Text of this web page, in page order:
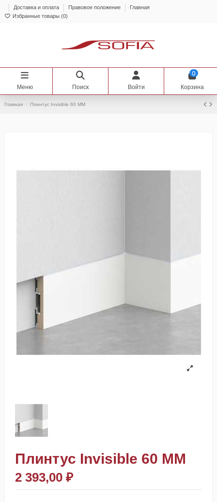
Доставка и оплата Правовое положение
Главная
Избранные товары (0)
Меню Поиск Войти
0
Корзина
Главная Плинтус Invisible 60 ММ
Плинтус Invisible 60 ММ
2 393,00 ₽